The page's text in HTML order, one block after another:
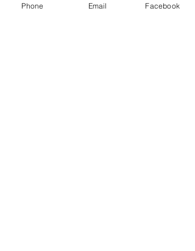
Phone Email Facebook